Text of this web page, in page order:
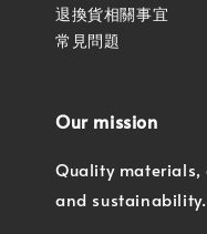
退換貨相關事宜
常見問題
Our mission
Quality
and sustainability.